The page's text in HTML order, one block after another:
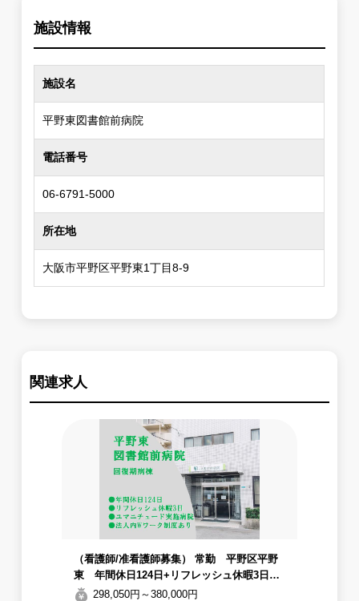
施設情報
施設名
平野東図書館前病院
電話番号
06-6791-5000
所在地
大阪市平野区平野東1丁目8-9
関連求人
（看護師/准看護師募集） 常勤 平野区平野
東 年間休日124日+リフレッシュ休暇3日
◎51床の回復期病棟
298,050円～380,000円